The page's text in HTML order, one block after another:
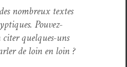
nom­breux textes
Pou­vez-
citer quelques-uns
de loin en loin ?